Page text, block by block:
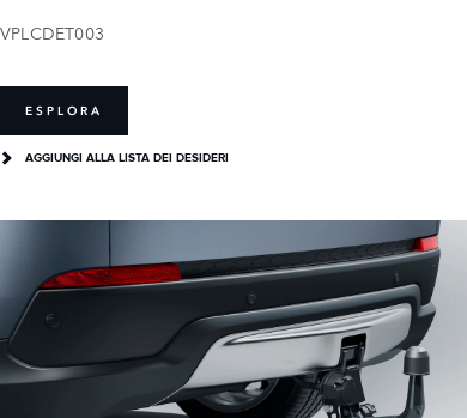
VPLCDET003
ESPLORA
AGGIUNGI ALLA LISTA DEI DESIDERI